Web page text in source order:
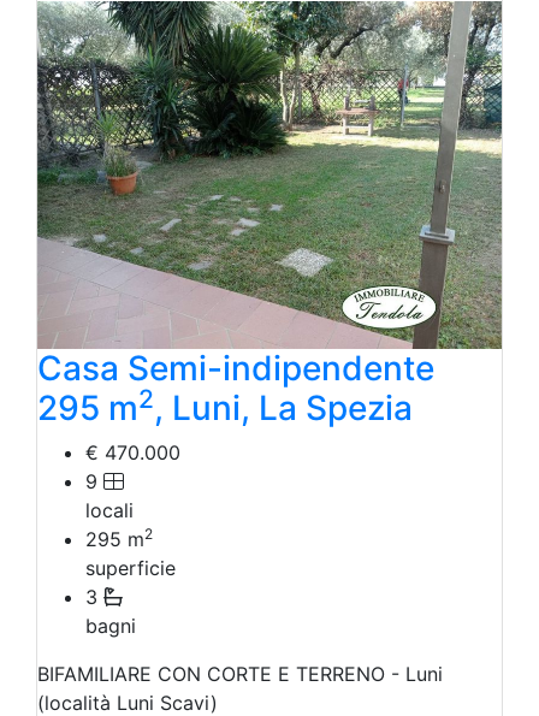
Casa Semi-indipendente
295 m2, Luni, La Spezia
€ 470.000
9
locali
295 m2
superficie
3
bagni
BIFAMILIARE CON CORTE E TERRENO - Luni
(località Luni Scavi)